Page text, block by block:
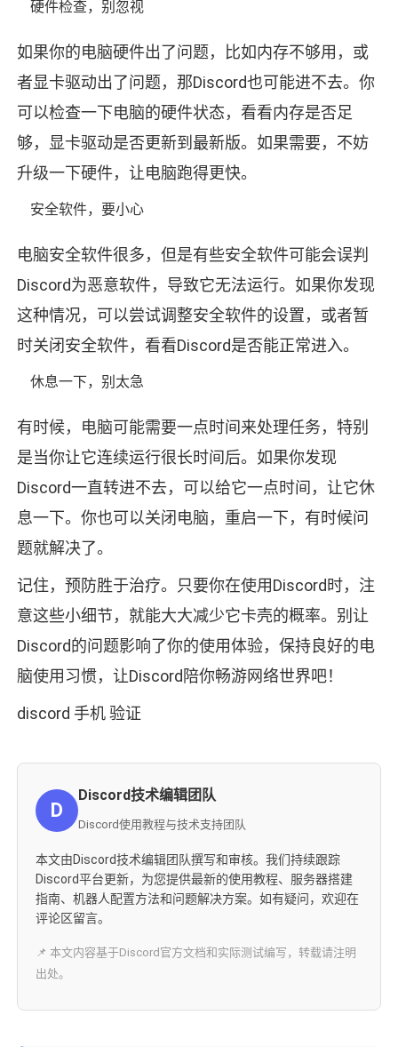
硬件检查，别忽视
如果你的电脑硬件出了问题，比如内存不够用，或
者显卡驱动出了问题，那Discord也可能进不去。你
可以检查一下电脑的硬件状态，看看内存是否足
够，显卡驱动是否更新到最新版。如果需要，不妨
升级一下硬件，让电脑跑得更快。
安全软件，要小心
电脑安全软件很多，但是有些安全软件可能会误判
Discord为恶意软件，导致它无法运行。如果你发现
这种情况，可以尝试调整安全软件的设置，或者暂
时关闭安全软件，看看Discord是否能正常进入。
休息一下，别太急
有时候，电脑可能需要一点时间来处理任务，特别
是当你让它连续运行很长时间后。如果你发现
Discord一直转进不去，可以给它一点时间，让它休
息一下。你也可以关闭电脑，重启一下，有时候问
题就解决了。
记住，预防胜于治疗。只要你在使用Discord时，注
意这些小细节，就能大大减少它卡壳的概率。别让
Discord的问题影响了你的使用体验，保持良好的电
脑使用习惯，让Discord陪你畅游网络世界吧！
discord 手机 验证
D
Discord技术编辑团队
Discord使用教程与技术支持团队
本文由Discord技术编辑团队撰写和审核。我们持续跟踪
Discord平台更新，为您提供最新的使用教程、服务器搭建
指南、机器人配置方法和问题解决方案。如有疑问，欢迎在
评论区留言。
📌 本文内容基于Discord官方文档和实际测试编写，转载请注明
出处。